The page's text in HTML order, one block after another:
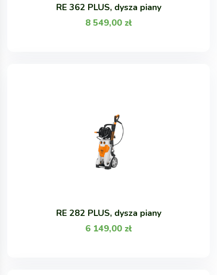
RE 362 PLUS, dysza piany
8 549,00 zł
RE 282 PLUS, dysza piany
6 149,00 zł